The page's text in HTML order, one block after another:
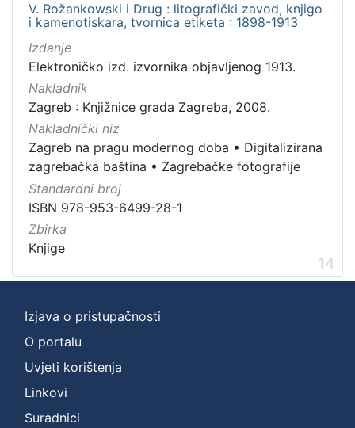
V. Rožankowski i Drug : litografički zavod, knjigo
i kamenotiskara, tvornica etiketa : 1898-1913
Izdanje
Elektroničko izd. izvornika objavljenog 1913.
Nakladnik
Zagreb : Knjižnice grada Zagreba, 2008.
Nakladnički niz
Zagreb na pragu modernog doba • Digitalizirana
zagrebačka baština • Zagrebačke fotografije
Standardni broj
ISBN 978-953-6499-28-1
Zbirka
Knjige
14
Izjava o pristupačnosti
O portalu
Uvjeti korištenja
Linkovi
Suradnici